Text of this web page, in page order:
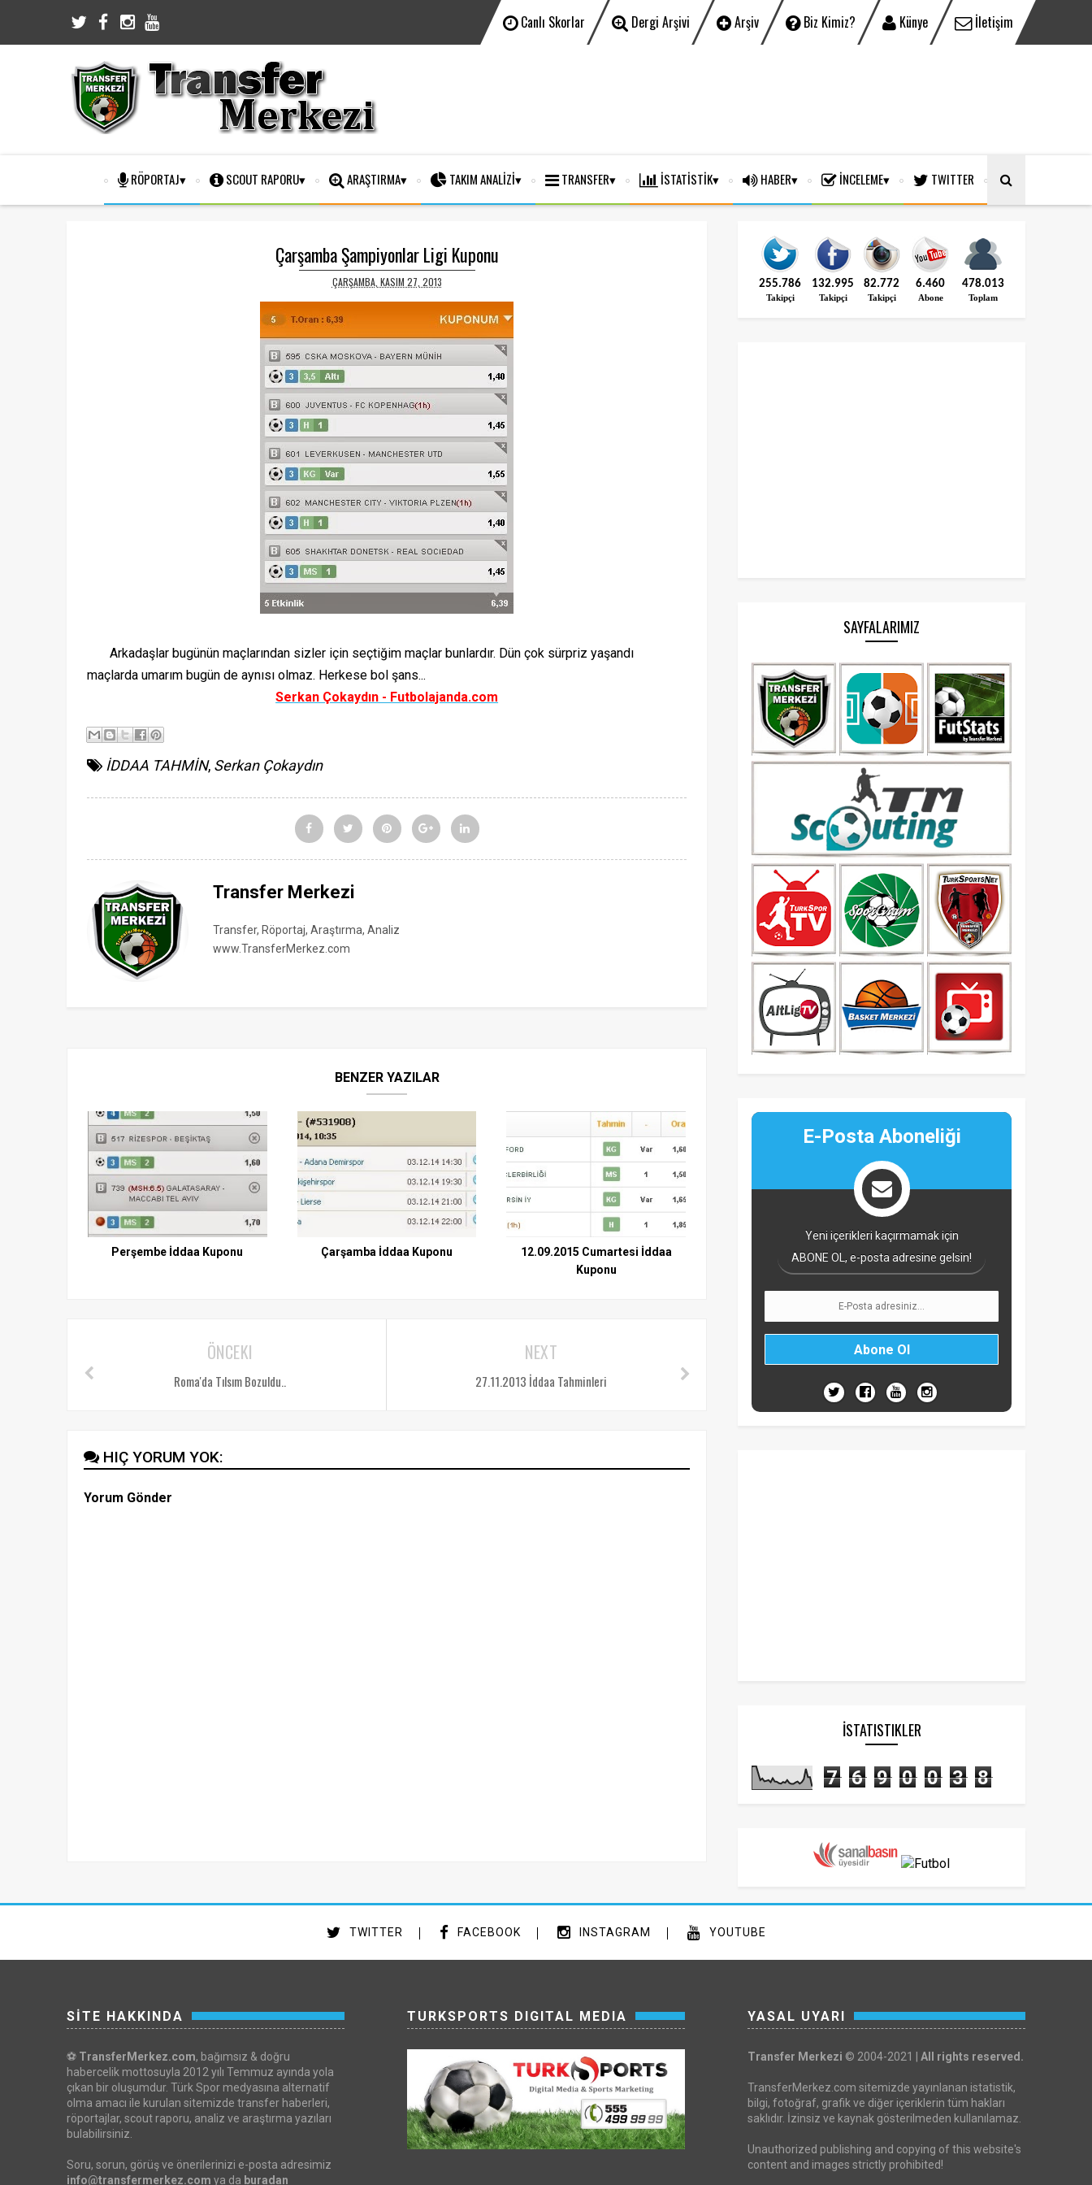
Canlı Skorlar Dergi Arşivi Arşiv Biz Kimiz? Künye İletişim
RÖPORTAJ SCOUT RAPORU ARAŞTIRMA TAKIM ANALİZİ TRANSFER İSTATİSTİK HABER İNCELEME TWITTER
Çarşamba Şampiyonlar Ligi Kuponu
ÇARŞAMBA, KASIM 27, 2013
Arkadaşlar bugünün maçlarından sizler için seçtiğim maçlar bunlardır. Dün çok sürpriz yaşandı
maçlarda umarım bugün de aynısı olmaz. Herkese bol şans...
Serkan Çokaydın - Futbolajanda.com
İDDAA TAHMİN, Serkan Çokaydın
Transfer Merkezi
Transfer, Röportaj, Araştırma, Analiz
www.TransferMerkez.com
BENZER YAZILAR
Perşembe İddaa Kuponu Çarşamba İddaa Kuponu
12.09.2015 Cumartesi İddaa
Kuponu
NEXT
27.11.2013 İddaa Tahminleri
ÖNCEKI
Roma'da Tılsım Bozuldu..
HIÇ YORUM YOK:
Yorum Gönder
255.786
Takipçi
132.995
Takipçi
82.772
Takipçi
6.460
Abone
478.013
Toplam
SAYFALARIMIZ
E-Posta Aboneliği
Yeni içerikleri kaçırmamak için
ABONE OL, e-posta adresine gelsin!
İSTATISTIKLER
7 6 9 0 0 3 8
TWITTER FACEBOOK INSTAGRAM YOUTUBE
SİTE HAKKINDA
⚽ TransferMerkez.com, bağımsız & doğru
habercelik mottosuyla 2012 yılı Temmuz ayında yola
çıkan bir oluşumdur. Türk Spor medyasına alternatif
olma amacı ile kurulan sitemizde transfer haberleri,
röportajlar, scout raporu, analiz ve araştırma yazıları
bulabilirsiniz.
Soru, sorun, görüş ve önerilerinizi e-posta adresimiz
info@transfermerkez.com ya da buradan
TURKSPORTS DIGITAL MEDIA YASAL UYARI
Transfer Merkezi © 2004-2021 | All rights reserved.
TransferMerkez.com sitemizde yayınlanan istatistik,
bilgi, fotoğraf, grafik ve diğer içeriklerin tüm hakları
saklıdır. İzinsiz ve kaynak gösterilmeden kullanılamaz.
Unauthorized publishing and copying of this website's
content and images strictly prohibited!